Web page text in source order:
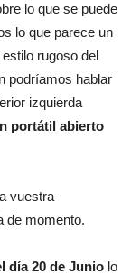
lo que se puede
lo que parece un
rugoso del
podríamos hablar
izquierda
portátil abierto
vuestra
de momento.
día 20 de Junio lo